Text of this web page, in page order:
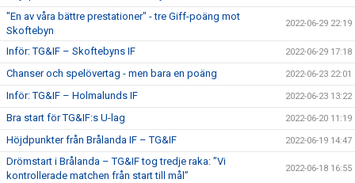
"En av våra bättre prestationer" - tre Giff-poäng mot
Skoftebyn
2022-06-29 22:19
Inför: TG&IF – Skoftebyns IF 2022-06-29 17:18
Chanser och spelövertag - men bara en poäng 2022-06-23 22:01
Inför: TG&IF – Holmalunds IF 2022-06-23 13:22
Bra start för TG&IF:s U-lag 2022-06-20 11:19
Höjdpunkter från Brålanda IF – TG&IF 2022-06-19 14:47
Drömstart i Brålanda – TG&IF tog tredje raka: ”Vi
kontrollerade matchen från start till mål”
2022-06-18 16:55